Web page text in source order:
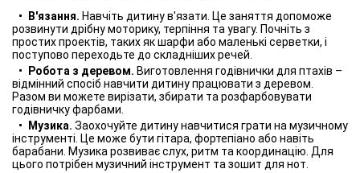
В'язання. Навчіть дитину в'язати. Це заняття допоможе
розвинути дрібну моторику, терпіння та увагу. Почніть з
простих проектів, таких як шарфи або маленькі серветки, і
поступово переходьте до складніших речей.
Робота з деревом. Виготовлення годівнички для птахів –
відмінний спосіб навчити дитину працювати з деревом.
Разом ви можете вирізати, збирати та розфарбовувати
годівничку фарбами.
Музика. Заохочуйте дитину навчитися грати на музичному
інструменті. Це може бути гітара, фортепіано або навіть
барабани. Музика розвиває слух, ритм та координацію. Для
цього потрібен музичний інструмент та зошит для нот.